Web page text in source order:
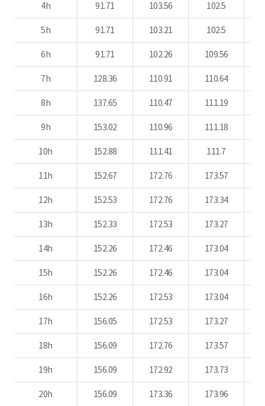
4h 91.71 103.56 102.5
5h 91.71 103.21 102.5
6h 91.71 102.26 109.56
7h 128.36 110.91 110.64
8h 137.65 110.47 111.19
9h 153.02 110.96 111.18
10h 152.88 111.41 111.7
11h 152.67 172.76 173.57
12h 152.53 172.76 173.34
13h 152.33 172.53 173.27
14h 152.26 172.46 173.04
15h 152.26 172.46 173.04
16h 152.26 172.53 173.04
17h 156.05 172.53 173.27
18h 156.09 172.76 173.57
19h 156.09 172.92 173.73
20h 156.09 173.36 173.96